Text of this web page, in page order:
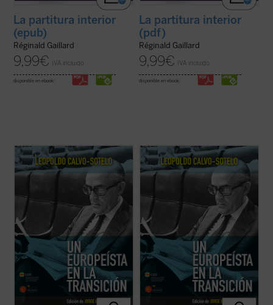
La partitura interior
(epub)
Réginald Gaillard
9,99€ IVA incluido
disponible en ebook:
La partitura interior
(pdf)
Réginald Gaillard
9,99€ IVA incluido
disponible en ebook:
El presente volumen recoge una cuidada
selección de los discursos y conferencias
sobre Europa, pronunciados por Leopoldo
primera recopila algunas intervenciones
durante su periodo en la primera línea de ...
(ver ficha)
El presente volumen recoge una cuidada
selección de los discursos y conferencias
sobre Europa, pronunciados por Leopoldo
primera recopila algunas intervenciones
durante su periodo en la primera línea de ...
(ver ficha)